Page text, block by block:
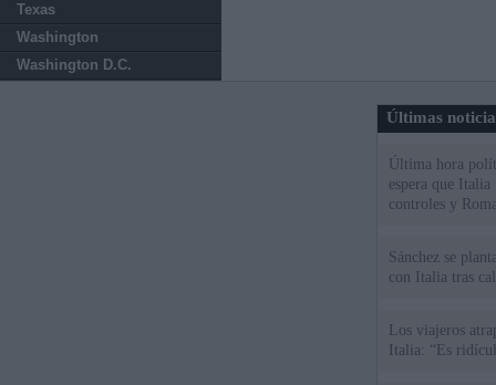
Texas
Washington
Washington D.C.
Últimas
Última hora
espera que
controles y
Sánchez se
con Italia tras
Los viajeros
Italia: “Es